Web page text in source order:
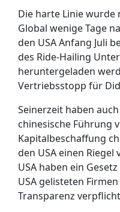
Die harte Linie wurde
Global wenige Tage
den USA Anfang Juli
des Ride-Hailing
heruntergeladen
Vertriebsstopp für
Seinerzeit haben
chinesische Führung
Kapitalbeschaffung
den USA einen
USA haben ein
USA gelisteten
Transparenz